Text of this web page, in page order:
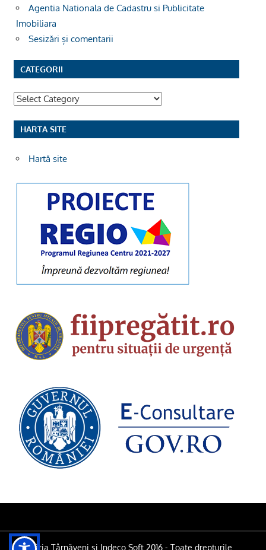
Agentia Nationala de Cadastru si Publicitate
Imobiliara
Sesizări și comentarii
CATEGORII
Categorii
HARTA SITE
Hartă site
Primăria Târnăveni și Indeco Soft 2016 - Toate drepturile